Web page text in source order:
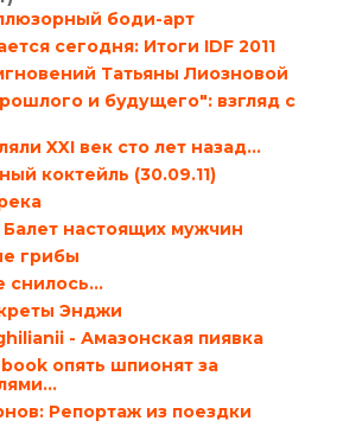
боди-арт
сегодня: Итоги IDF 2011
Татьяны Лиозновой
и будущего": взгляд с
XXI век сто лет назад…
коктейль (30.09.11)
настоящих мужчин
грибы
снилось…
Энджи
- Амазонская пиявка
опять шпионят за
Репортаж из поездки